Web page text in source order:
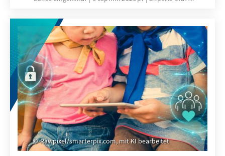
Rawpixel/smarterpix.com, mit KI bearbeitet